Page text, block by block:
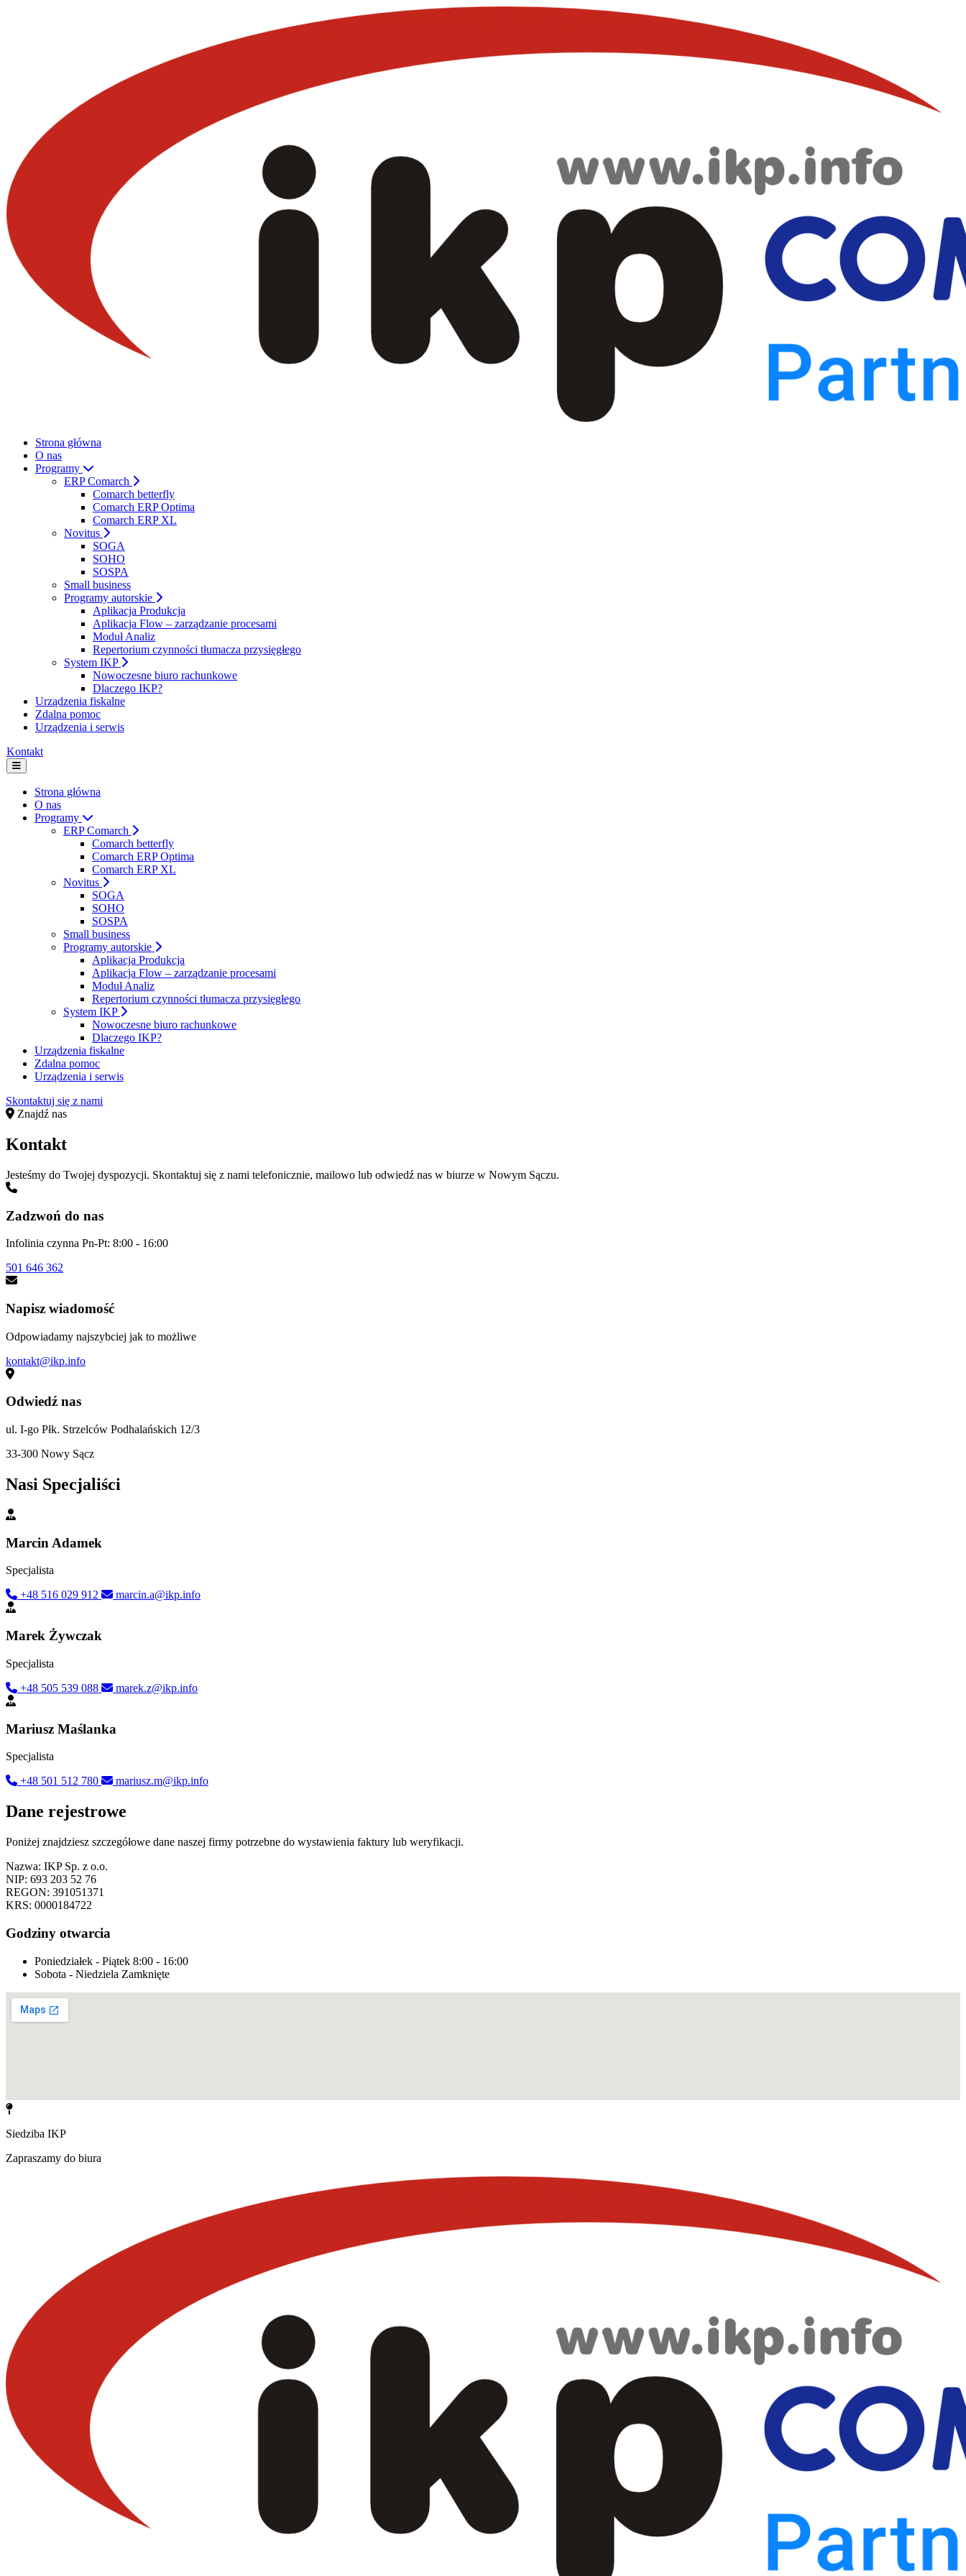
Strona główna
O nas
Programy
ERP Comarch
Comarch betterfly
Comarch ERP Optima
Comarch ERP XL
Novitus
SOGA
SOHO
SOSPA
Small business
Programy autorskie
Aplikacja Produkcja
Aplikacja Flow – zarządzanie procesami
Moduł Analiz
Repertorium czynności tłumacza przysięgłego
System IKP
Nowoczesne biuro rachunkowe
Dlaczego IKP?
Urządzenia fiskalne
Zdalna pomoc
Urządzenia i serwis
Kontakt
Strona główna
O nas
Programy
ERP Comarch
Comarch betterfly
Comarch ERP Optima
Comarch ERP XL
Novitus
SOGA
SOHO
SOSPA
Small business
Programy autorskie
Aplikacja Produkcja
Aplikacja Flow – zarządzanie procesami
Moduł Analiz
Repertorium czynności tłumacza przysięgłego
System IKP
Nowoczesne biuro rachunkowe
Dlaczego IKP?
Urządzenia fiskalne
Zdalna pomoc
Urządzenia i serwis
Skontaktuj się z nami
Znajdź nas
Kontakt
Jesteśmy do Twojej dyspozycji. Skontaktuj się z nami telefonicznie, mailowo lub odwiedź nas w biurze w Nowym Sączu.
Zadzwoń do nas
Infolinia czynna Pn-Pt: 8:00 - 16:00
501 646 362
Napisz wiadomość
Odpowiadamy najszybciej jak to możliwe
kontakt@ikp.info
Odwiedź nas
ul. I-go Płk. Strzelców Podhalańskich 12/3
33-300 Nowy Sącz
Nasi Specjaliści
Marcin Adamek
Specjalista
+48 516 029 912
marcin.a@ikp.info
Marek Żywczak
Specjalista
+48 505 539 088
marek.z@ikp.info
Mariusz Maślanka
Specjalista
+48 501 512 780
mariusz.m@ikp.info
Dane rejestrowe
Poniżej znajdziesz szczegółowe dane naszej firmy potrzebne do wystawienia faktury lub weryfikacji.
Nazwa: IKP Sp. z o.o.
NIP: 693 203 52 76
REGON: 391051371
KRS: 0000184722
Godziny otwarcia
Poniedziałek - Piątek 8:00 - 16:00
Sobota - Niedziela Zamknięte
Siedziba IKP
Zapraszamy do biura